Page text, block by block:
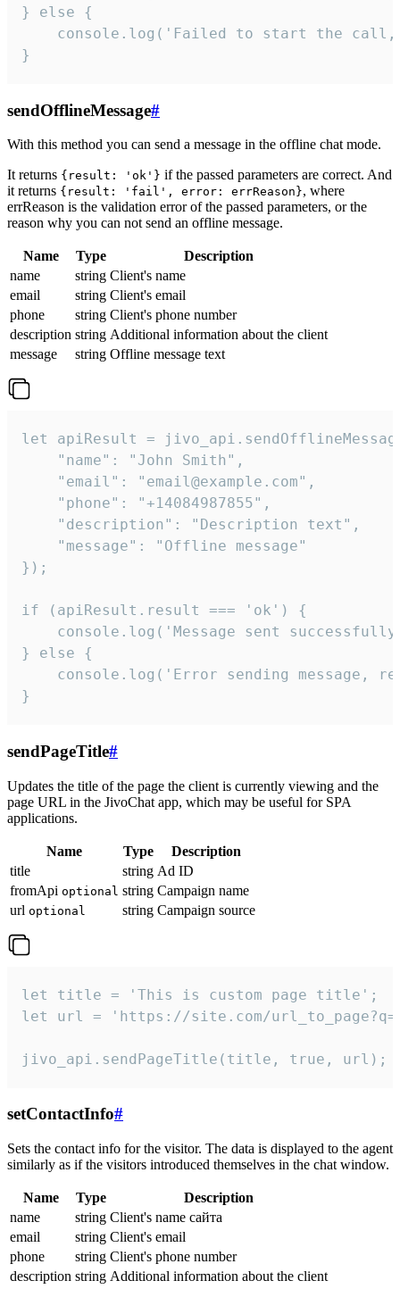
} else {
console.log('Failed to start the
}
sendOfflineMessage#
With this method you can send a message in the offline chat mode.
It returns {result: 'ok'} if the passed parameters are correct. And
it returns {result: 'fail', error: errReason}, where
errReason is the validation error of the passed parameters, or the
reason why you can not send an offline message.
Name Type
Description
name
string Client's name
email
string Client's email
phone
string Client's phone number
description string Additional information about the client
message
string Offline message text
let apiResult =
    "name": "John Smith",
    "email": "email@example.com",
    "phone": "+14084987855",
    "description": "Description text",
    "message": "Offline message"
});
if (apiResult.result === 'ok') {
console.log('Message sent
} else {
console.log('Error sending message,
}
sendPageTitle#
Updates the title of the page the client is currently viewing and the
page URL in the JivoChat app, which may be useful for SPA
applications.
Name Type
Description
title
string Ad ID
fromApi optional string Campaign name
url optional string Campaign source
let title = 'This is custom page title';
let url = 'https://site.com/
jivo_api.sendPageTitle(title, true, url);
setContactInfo#
Sets the contact info for the visitor. The data is displayed to the agent
similarly as if the visitors introduced themselves in the chat window.
Name Type
Description
name
string Client's name сайта
email
string Client's email
phone
string Client's phone number
description string Additional information about the client